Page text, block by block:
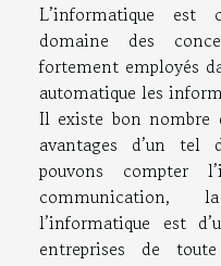
L’informatique
domaine des
fortement employés
automatique les
Il existe bon nombre
avantages d’un
pouvons compter
l’informatique est
entreprises de